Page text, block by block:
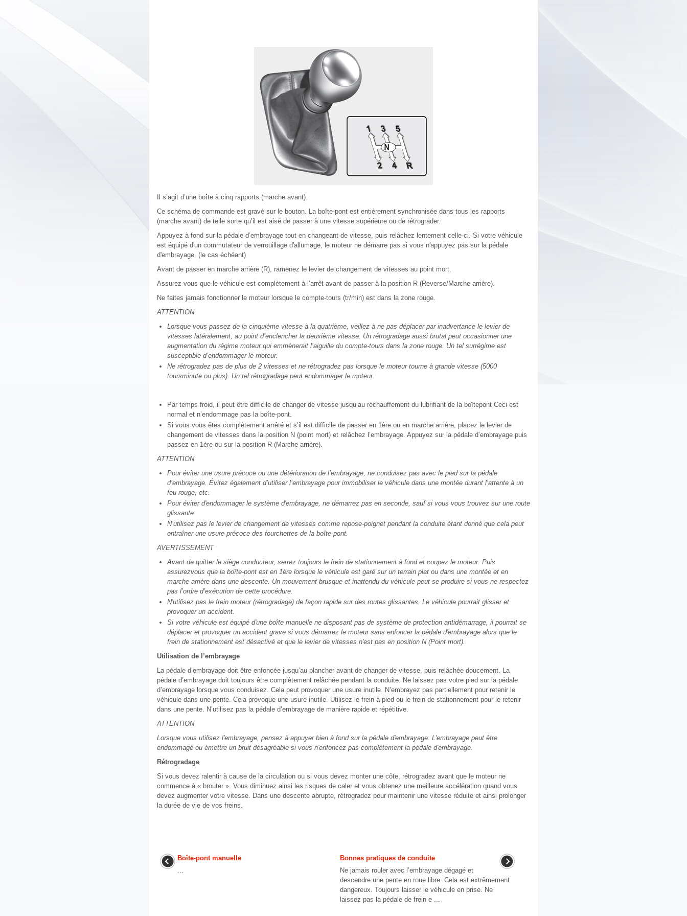
Il s’agit d’une boîte à cinq rapports (marche avant).
Ce schéma de commande est gravé sur le bouton. La boîte-pont est entièrement synchronisée dans tous les rapports
(marche avant) de telle sorte qu’il est aisé de passer à une vitesse supérieure ou de rétrograder.
Appuyez à fond sur la pédale d’embrayage tout en changeant de vitesse, puis relâchez lentement celle-ci. Si votre véhicule
est équipé d'un commutateur de verrouillage d'allumage, le moteur ne démarre pas si vous n'appuyez pas sur la pédale
d'embrayage. (le cas échéant)
Avant de passer en marche arrière (R), ramenez le levier de changement de vitesses au point mort.
Assurez-vous que le véhicule est complètement à l’arrêt avant de passer à la position R (Reverse/Marche arrière).
Ne faites jamais fonctionner le moteur lorsque le compte-tours (tr/min) est dans la zone rouge.
ATTENTION
Lorsque vous passez de la cinquième vitesse à la quatrième, veillez à ne pas déplacer par inadvertance le levier de
vitesses latéralement, au point d’enclencher la deuxième vitesse. Un rétrogradage aussi brutal peut occasionner une
augmentation du régime moteur qui emmènerait l’aiguille du compte-tours dans la zone rouge. Un tel surrégime est
susceptible d’endommager le moteur.
Ne rétrogradez pas de plus de 2 vitesses et ne rétrogradez pas lorsque le moteur tourne à grande vitesse (5000
toursminute ou plus). Un tel rétrogradage peut endommager le moteur.
Par temps froid, il peut être difficile de changer de vitesse jusqu’au réchauffement du lubrifiant de la boîtepont Ceci est
normal et n’endommage pas la boîte-pont.
Si vous vous êtes complètement arrêté et s’il est difficile de passer en 1ère ou en marche arrière, placez le levier de
changement de vitesses dans la position N (point mort) et relâchez l’embrayage. Appuyez sur la pédale d’embrayage puis
passez en 1ère ou sur la position R (Marche arrière).
ATTENTION
Pour éviter une usure précoce ou une détérioration de l’embrayage, ne conduisez pas avec le pied sur la pédale
d’embrayage. Évitez également d’utiliser l’embrayage pour immobiliser le véhicule dans une montée durant l’attente à un
feu rouge, etc.
Pour éviter d'endommager le système d'embrayage, ne démarrez pas en seconde, sauf si vous vous trouvez sur une route
glissante.
N’utilisez pas le levier de changement de vitesses comme repose-poignet pendant la conduite étant donné que cela peut
entraîner une usure précoce des fourchettes de la boîte-pont.
AVERTISSEMENT
Avant de quitter le siège conducteur, serrez toujours le frein de stationnement à fond et coupez le moteur. Puis
assurezvous que la boîte-pont est en 1ère lorsque le véhicule est garé sur un terrain plat ou dans une montée et en
marche arrière dans une descente. Un mouvement brusque et inattendu du véhicule peut se produire si vous ne respectez
pas l’ordre d’exécution de cette procédure.
N'utilisez pas le frein moteur (rétrogradage) de façon rapide sur des routes glissantes. Le véhicule pourrait glisser et
provoquer un accident.
Si votre véhicule est équipé d'une boîte manuelle ne disposant pas de système de protection antidémarrage, il pourrait se
déplacer et provoquer un accident grave si vous démarrez le moteur sans enfoncer la pédale d'embrayage alors que le
frein de stationnement est désactivé et que le levier de vitesses n'est pas en position N (Point mort).
Utilisation de l’embrayage
La pédale d’embrayage doit être enfoncée jusqu’au plancher avant de changer de vitesse, puis relâchée doucement. La
pédale d’embrayage doit toujours être complètement relâchée pendant la conduite. Ne laissez pas votre pied sur la pédale
d’embrayage lorsque vous conduisez. Cela peut provoquer une usure inutile. N’embrayez pas partiellement pour retenir le
véhicule dans une pente. Cela provoque une usure inutile. Utilisez le frein à pied ou le frein de stationnement pour le retenir
dans une pente. N’utilisez pas la pédale d’embrayage de manière rapide et répétitive.
ATTENTION
Lorsque vous utilisez l'embrayage, pensez à appuyer bien à fond sur la pédale d'embrayage. L'embrayage peut être
endommagé ou émettre un bruit désagréable si vous n'enfoncez pas complètement la pédale d'embrayage.
Rétrogradage
Si vous devez ralentir à cause de la circulation ou si vous devez monter une côte, rétrogradez avant que le moteur ne
commence à « brouter ». Vous diminuez ainsi les risques de caler et vous obtenez une meilleure accélération quand vous
devez augmenter votre vitesse. Dans une descente abrupte, rétrogradez pour maintenir une vitesse réduite et ainsi prolonger
la durée de vie de vos freins.
Boîte-pont manuelle
...
Bonnes pratiques de conduite
Ne jamais rouler avec l’embrayage dégagé et
descendre une pente en roue libre. Cela est extrêmement
dangereux. Toujours laisser le véhicule en prise. Ne
laissez pas la pédale de frein e ...